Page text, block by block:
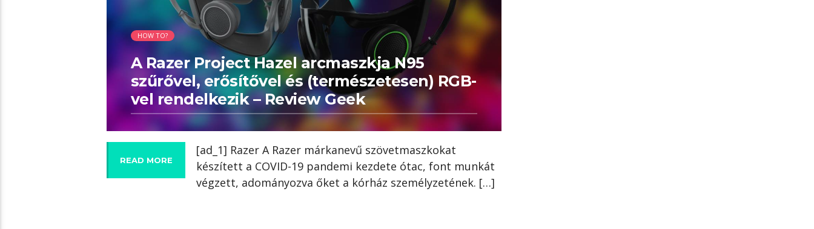
HOW TO?
A Razer Project Hazel arcmaszkja N95
szűrővel, erősítővel és (természetesen) RGB-
vel rendelkezik – Review Geek
READ MORE
[ad_1] Razer A Razer márkanevű szövetmaszkokat
készített a COVID-19 pandemi kezdete ótac, font munkát
végzett, adományozva őket a kórház személyzetének. […]